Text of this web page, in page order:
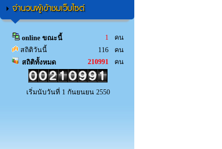
จำนวนผู้เข้าชมเว็บไซต์
online ขณะนี้ 1 คน
สถิติวันนี้
116 คน
สถิติทั้งหมด
210991 คน
เริ่มนับวันที่ 1 กันยนยน 2550